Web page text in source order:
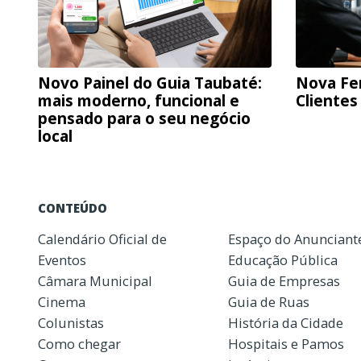
Novo Painel do Guia Taubaté:
mais moderno, funcional e
pensado para o seu negócio
local
Nova
Clientes
CONTEÚDO
Calendário Oficial de
Eventos
Câmara Municipal
Cinema
Colunistas
Como chegar
Espaço do
Educação Pública
Guia de Empresas
Guia de Ruas
História da Cidade
Hospitais e Pamos